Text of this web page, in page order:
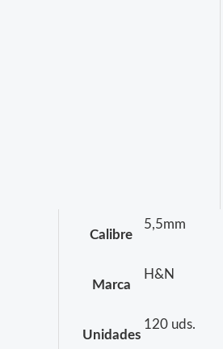
Calibre
5,5mm
Marca
H&N
Unidades
120 uds.